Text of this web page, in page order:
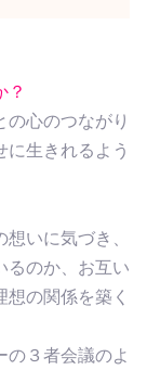
？
心のつながり
に生きれるよう
いに気づき、
るのか、お互い
の関係を築く
の３者会議のよ